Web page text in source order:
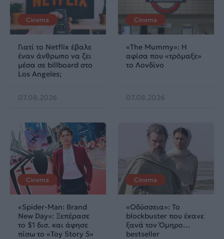
Cinema
Γιατί το Netflix έβαλε
έναν άνθρωπο να ζει
μέσα σε billboard στο
Los Angeles;
07.08.2026
Cinema
«The Mummy»: Η
αφίσα που «τρόμαξε»
το Λονδίνο
07.08.2026
Cinema
«Spider-Man: Brand
New Day»: Ξεπέρασε
το $1 δισ. και άφησε
πίσω το «Toy Story 5»
Cinema
«Οδύσσεια»: Το
blockbuster που έκανε
ξανά τον Όμηρο…
bestseller